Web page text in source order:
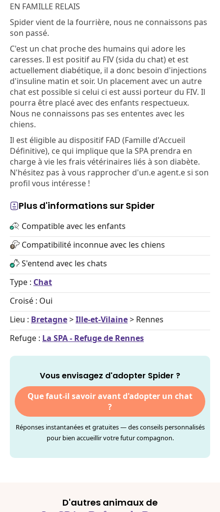
EN FAMILLE RELAIS
Spider vient de la fourrière, nous ne connaissons pas
son passé.
C'est un chat proche des humains qui adore les
caresses. Il est positif au FIV (sida du chat) et est
actuellement diabétique, il a donc besoin d'injections
d'insuline matin et soir. Un placement avec un autre
chat est possible si celui ci est aussi porteur du FIV. Il
pourra être placé avec des enfants respectueux.
Nous ne connaissons pas ses ententes avec les
chiens.
Il est éligible au dispositif FAD (Famille d'Accueil
Définitive), ce qui implique que la SPA prendra en
charge à vie les frais vétérinaires liés à son diabète.
N'hésitez pas à vous rapprocher d'un.e agent.e si son
profil vous intéresse !
Plus d'informations sur Spider
Compatible avec les enfants
Compatibilité inconnue avec les chiens
S'entend avec les chats
Type : Chat
Croisé : Oui
Lieu : Bretagne>Ille-et-Vilaine> Rennes
Refuge : La SPA - Refuge de Rennes
Vous envisagez d'adopter Spider ?
Que faut-il savoir avant d'adopter un chat
?
Réponses instantanées et gratuites — des conseils personnalisés
pour bien accueillir votre futur compagnon.
D'autres animaux de